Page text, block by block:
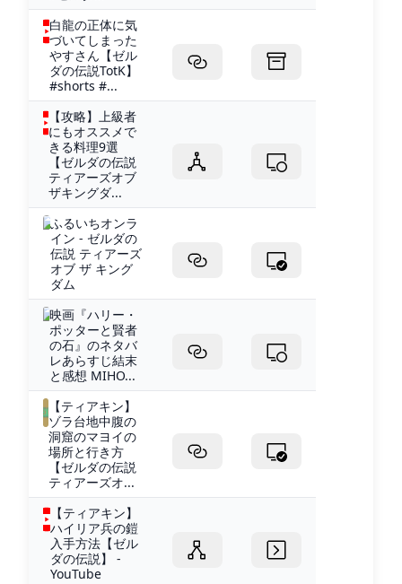
白龍の正体に気
づいてしまった
やすさん【ゼル
ダの伝説TotK】
#shorts #...
【攻略】上級者
にもオススメで
きる料理9選
【ゼルダの伝説
ティアーズオブ
ザキングダ...
ふるいちオンラ
イン - ゼルダの
伝説 ティアーズ
オブ ザ キング
ダム
映画『ハリー・
ポッターと賢者
の石』のネタバ
レあらすじ結末
と感想 MIHO...
【ティアキン】
ゾラ台地中腹の
洞窟のマヨイの
場所と行き方
【ゼルダの伝説
ティアーズオ...
【ティアキン】
ハイリア兵の鎧
入手方法【ゼル
ダの伝説】 -
YouTube